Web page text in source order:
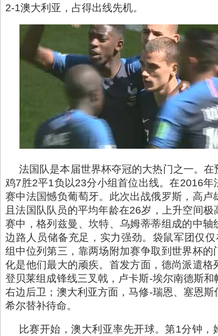
2-1澳大利亚，占得出线先机。
法国队是本届世界杯夺冠的大热门之一。在
鸡7胜2平1负以23分小组首位出线。在2016年
赛中法国憾负葡萄牙。此次出战俄罗斯，高卢
且法国队队员的平均年龄在26岁，上升空间
赛中，格列兹曼、坎特、乌姆蒂蒂组成的中轴
边路人员储备充足，实力强劲。袋鼠军团仅
组中位列第三，靠两场附加赛争取到世界杯的
化是他们最大的顽疾。首发方面，德尚派遣格
登贝莱组成锋线三叉戟，卢卡斯-埃尔南德斯和
右边后卫；澳大利亚方面，马修-瑞恩、塞恩斯
希尔替补待命。
比赛开始，澳大利亚率先开球。第1分钟，